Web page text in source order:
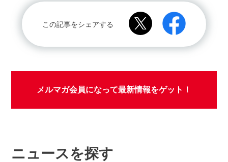
この記事をシェアする
メルマガ会員になって最新情報をゲット！
ニュースを探す